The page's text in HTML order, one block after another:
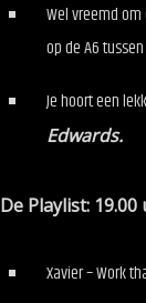
Wel vreemd
op de A6
Je hoort een
Edwards.
De Playlist:
Xavier – Work